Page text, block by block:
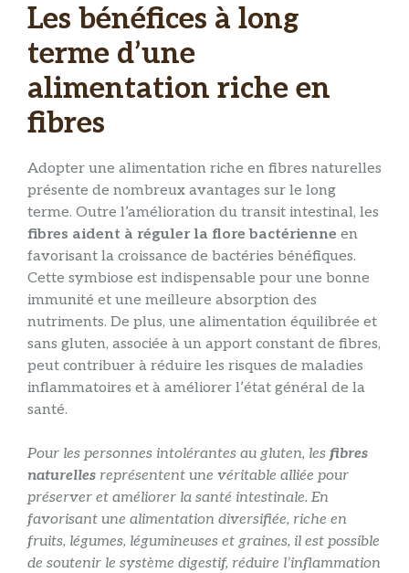
Les bénéfices à long
terme d’une
alimentation riche en
fibres
Adopter une alimentation riche en fibres naturelles
présente de nombreux avantages sur le long
terme. Outre l’amélioration du transit intestinal, les
fibres aident à réguler la flore bactérienne en
favorisant la croissance de bactéries bénéfiques.
Cette symbiose est indispensable pour une bonne
immunité et une meilleure absorption des
nutriments. De plus, une alimentation équilibrée et
sans gluten, associée à un apport constant de fibres,
peut contribuer à réduire les risques de maladies
inflammatoires et à améliorer l’état général de la
santé.
Pour les personnes intolérantes au gluten, les fibres
naturelles représentent une véritable alliée pour
préserver et améliorer la santé intestinale. En
favorisant une alimentation diversifiée, riche en
fruits, légumes, légumineuses et graines, il est possible
de soutenir le système digestif, réduire l’inflammation